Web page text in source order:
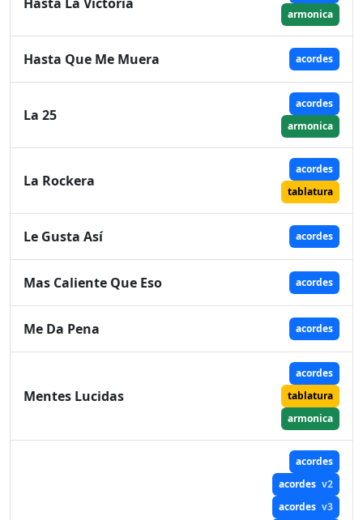
armonica
Hasta Que Me Muera acordes
La 25
acordes
armonica
La Rockera
acordes
tablatura
Le Gusta Así acordes
Mas Caliente Que Eso acordes
Me Da Pena acordes
Mentes Lucidas
acordes
tablatura
armonica
acordes
acordes v2
acordes v3